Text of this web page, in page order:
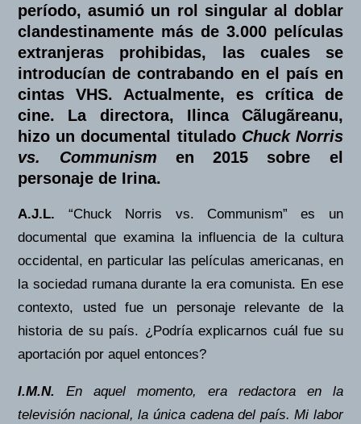
período, asumió un rol singular al doblar
clandestinamente más de 3.000 películas
extranjeras prohibidas, las cuales se
introducían de contrabando en el país en
cintas VHS. Actualmente, es crítica de
cine. La directora, Ilinca Cãlugãreanu,
hizo un documental titulado Chuck Norris
vs. Communism en 2015 sobre el
personaje de Irina.
A.J.L. “Chuck Norris vs. Communism” es un
documental que examina la influencia de la cultura
occidental, en particular las películas americanas, en
la sociedad rumana durante la era comunista. En ese
contexto, usted fue un personaje relevante de la
historia de su país. ¿Podría explicarnos cuál fue su
aportación por aquel entonces?
I.M.N. En aquel momento, era redactora en la
televisión nacional, la única cadena del país. Mi labor